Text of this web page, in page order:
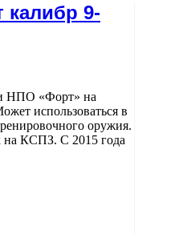
калибр 9-
НПО «Форт» на
использоваться в
оружия.
на КСПЗ. С 2015 года